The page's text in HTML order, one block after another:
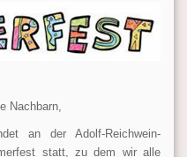
Nachbarn,
an der Adolf-Reichwein-
statt, zu dem wir alle